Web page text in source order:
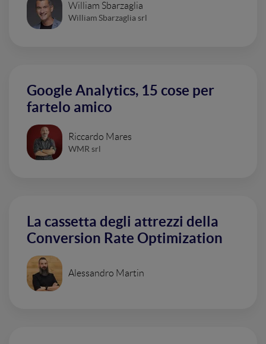
William Sbarzaglia
William Sbarzaglia srl
Google Analytics, 15 cose per
fartelo amico
Riccardo Mares
WMR srl
La cassetta degli attrezzi della
Conversion Rate Optimization
Alessandro Martin